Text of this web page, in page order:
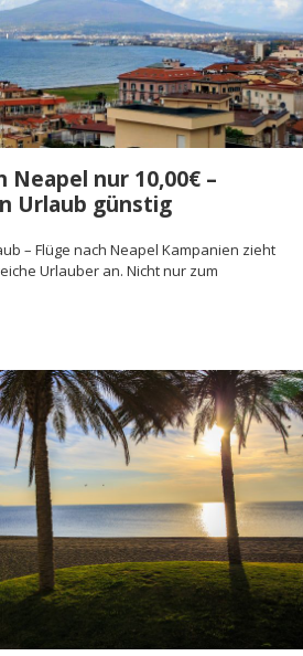
Neapel nur 10,00€ –
Urlaub günstig
– Flüge nach Neapel Kampanien zieht
Urlauber an. Nicht nur zum